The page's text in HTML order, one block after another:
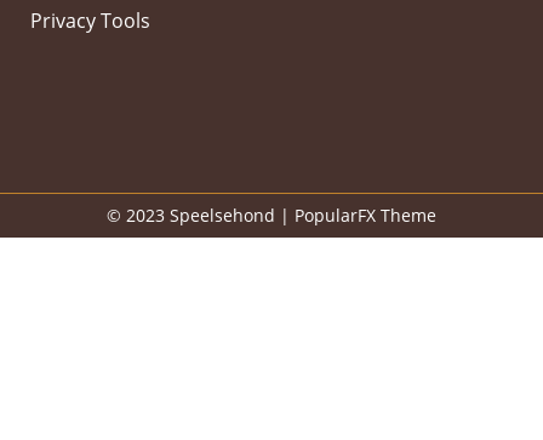
Privacy Tools
© 2023 Speelsehond | PopularFX Theme